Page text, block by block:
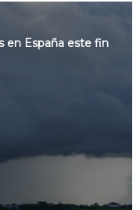
en España este fin